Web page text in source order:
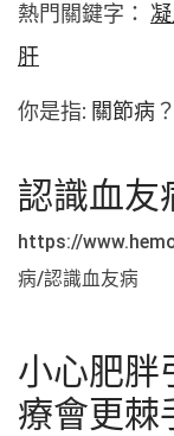
熱門關鍵字：
肝
你是指: 關節病？
認識血友
https://
病/認識血友病
小心肥胖
療會更棘